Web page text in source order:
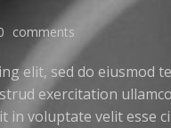
comments
elit, sed do eiusmod
exercitation
voluptate velit esse